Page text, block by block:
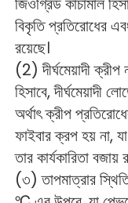
বিকৃতি প্রতিরোধের
রয়েছে।
(2) দীর্ঘমেয়াদী
হিসাবে, দীর্ঘমেয়াদী
অর্থাৎ ক্রীপ
ফাইবার ক্রপ হয় না,
তার কার্যকারিতা বজায়
(৩) তাপমাত্রার